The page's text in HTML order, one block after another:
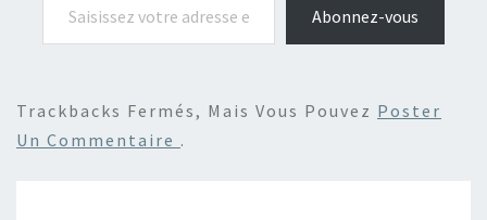
Abonnez-vous
Trackbacks Fermés, Mais Vous Pouvez Poster
Un Commentaire .